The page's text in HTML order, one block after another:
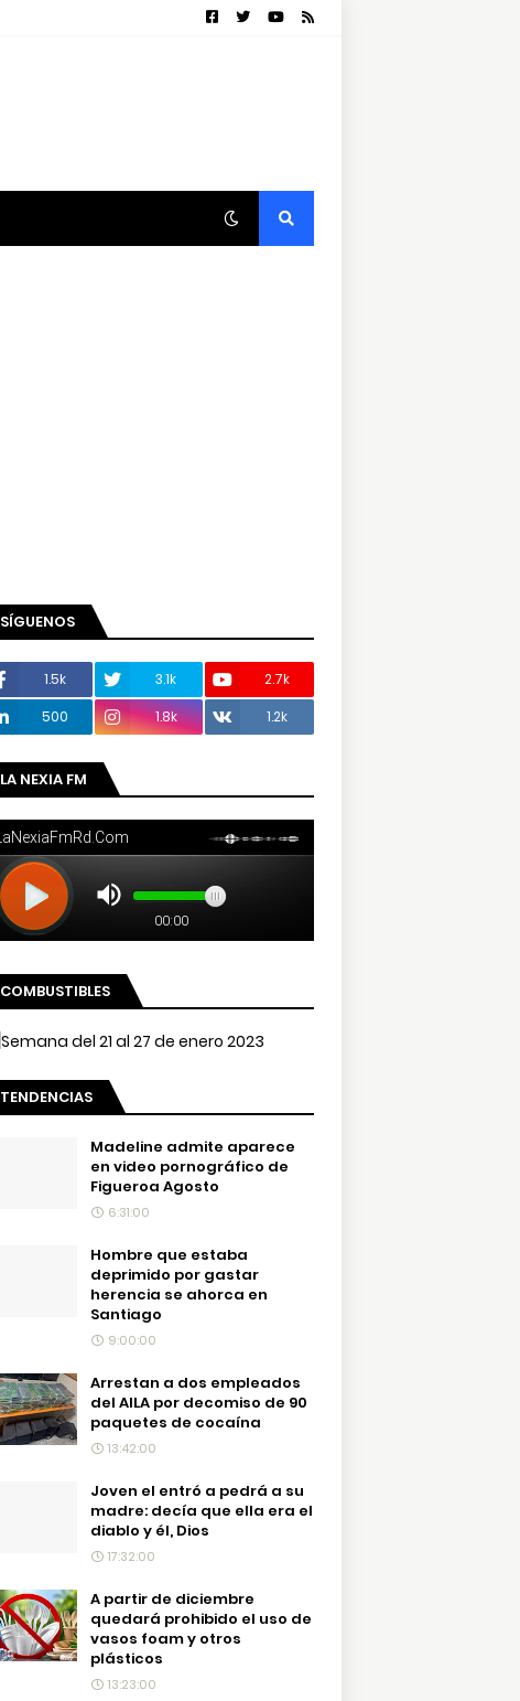
SÍGUENOS
1.5k 3.1k
2.7k
500
1.8k 1.2k
LA NEXIA FM
COMBUSTIBLES
TENDENCIAS
Madeline admite aparece
en video pornográfico de
Figueroa Agosto
6:31:00
Hombre que estaba
deprimido por gastar
herencia se ahorca en
Santiago
9:00:00
Arrestan a dos empleados
del AILA por decomiso de 90
paquetes de cocaína
13:42:00
Joven el entró a pedrá a su
madre: decía que ella era el
diablo y él, Dios
17:32:00
A partir de diciembre
quedará prohibido el uso de
vasos foam y otros
plásticos
13:23:00